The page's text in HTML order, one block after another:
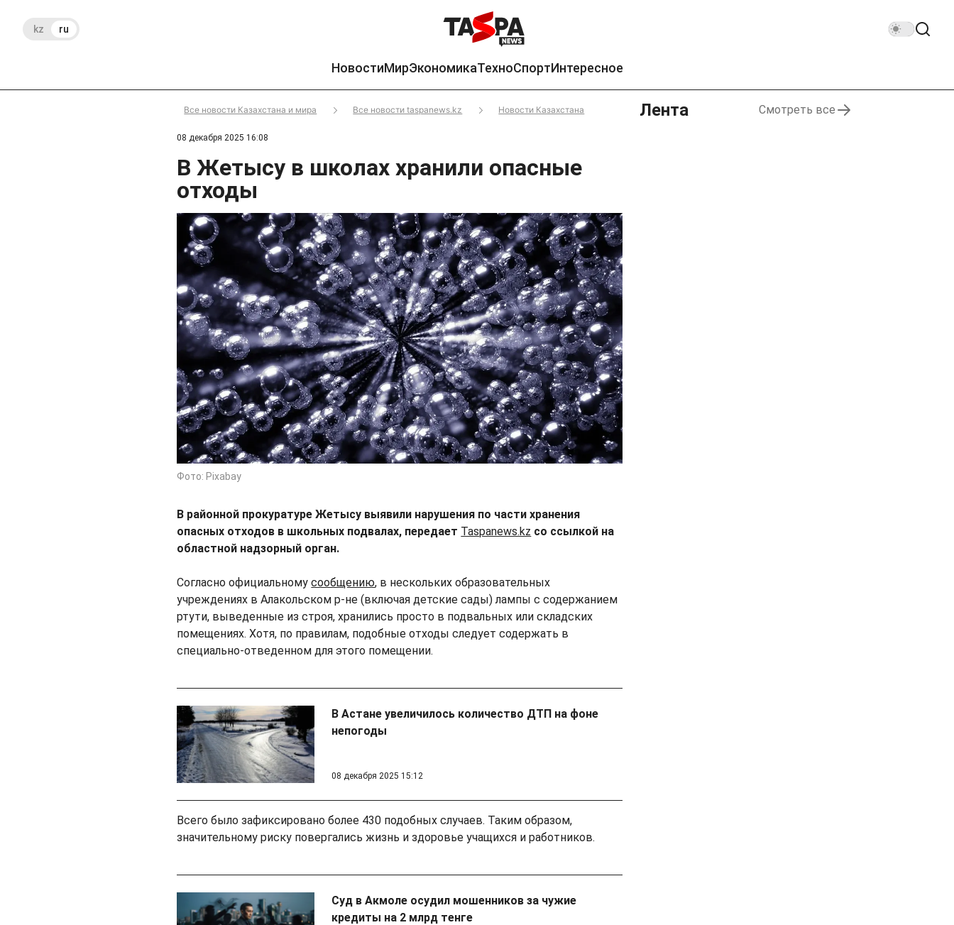
kz ru
НовостиМирЭкономикаТехноСпортИнтересное
Все новости Казахстана и мира Все новости taspanews.kz Новости Казахстана
08 декабря 2025 16:08
В Жетысу в школах хранили опасные
отходы
Фото: Pixabay
В районной прокуратуре Жетысу выявили нарушения по части хранения
опасных отходов в школьных подвалах, передает Taspanews.kz со ссылкой на
областной надзорный орган.
Согласно официальномусообщению, в нескольких образовательных
учреждениях в Алакольском р-не (включая детские сады) лампы с содержанием
ртути, выведенные из строя, хранились просто в подвальных или складских
помещениях. Хотя, по правилам, подобные отходы следует содержать в
специально-отведенном для этого помещении.
В Астане увеличилось количество ДТП на фоне
непогоды
08 декабря 2025 15:12
Всего было зафиксировано более 430 подобных случаев. Таким образом,
значительному риску повергались жизнь и здоровье учащихся и работников.
Суд в Акмоле осудил мошенников за чужие
кредиты на 2 млрд тенге
Лента Смотреть все